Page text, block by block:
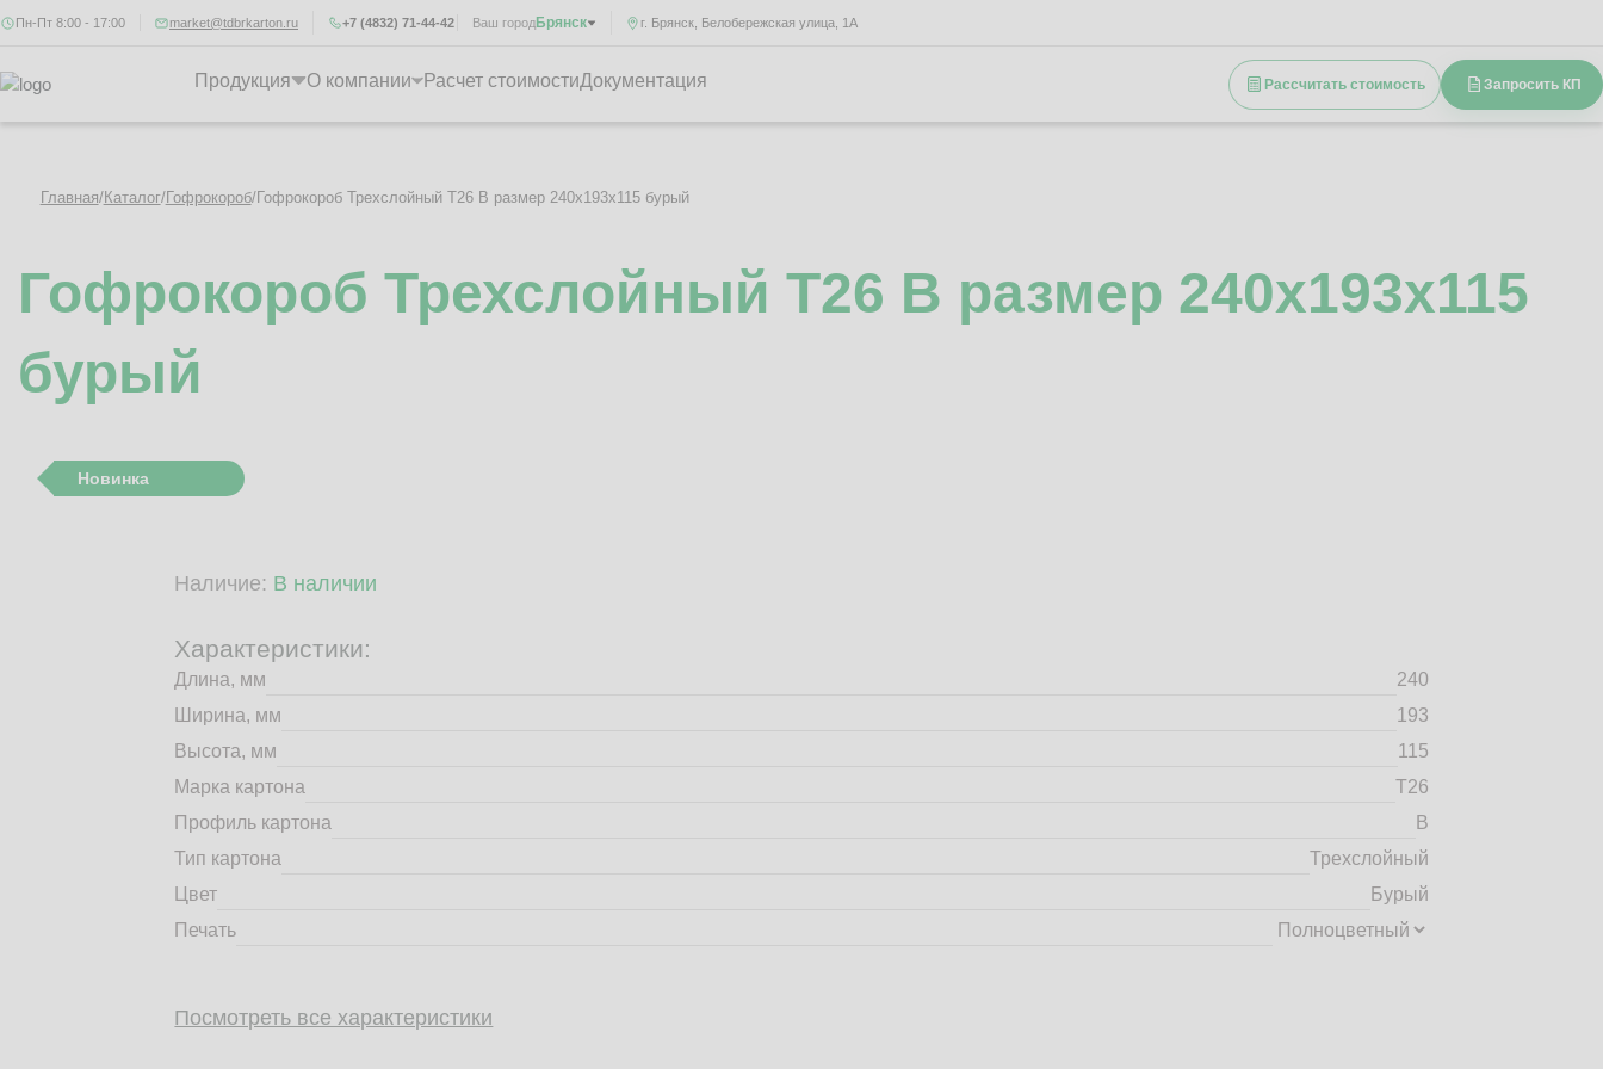
г. Брянск, Белобережская улица, 1А
Пн-Пт 8:00 - 17:00 market@tdbrkarton.ru Ваш городБрянск
+7 (4832) 71-44-42
Продукция О компании Расчет стоимостиДокументация Рассчитать стоимость Запросить КП
Главная/Каталог/Гофрокороб/Гофрокороб Трехслойный Т26 B размер 240x193x115 бурый
Гофрокороб Трехслойный Т26 B размер 240x193x115
бурый
Новинка
Наличие: В наличии
Характеристики:
Длина, мм
240
Ширина, мм
193
Высота, мм
115
Марка картона
Т26
Профиль картона
B
Тип картона
Трехслойный
Цвет
Бурый
Печать
Посмотреть все характеристики